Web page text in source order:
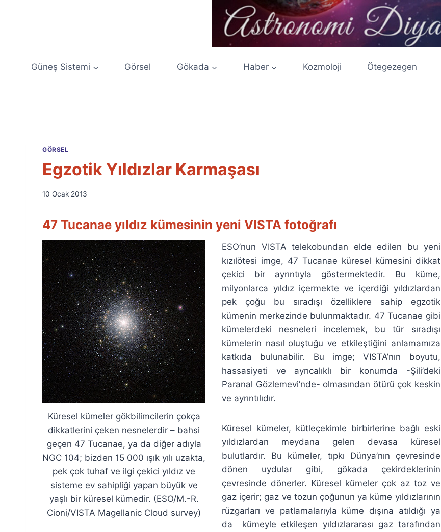
Güneş Sistemi Görsel Gökada Haber Kozmoloji Ötegezegen
GÖRSEL
Egzotik Yıldızlar Karmaşası
By
Özyar
10 Ocak 2013
47 Tucanae yıldız kümesinin yeni VISTA fotoğrafı
Küresel kümeler gökbilimcilerin çokça
dikkatlerini çeken nesnelerdir – bahsi
geçen 47 Tucanae, ya da diğer adıyla
NGC 104; bizden 15 000 ışık yılı uzakta,
pek çok tuhaf ve ilgi çekici yıldız ve
sisteme ev sahipliği yapan büyük ve
yaşlı bir küresel kümedir. (ESO/M.-R.
Cioni/VISTA Magellanic Cloud survey)
ESO’nun VISTA telekobundan elde edilen bu yeni
kızılötesi imge, 47 Tucanae küresel kümesini dikkat
çekici bir ayrıntıyla göstermektedir. Bu küme,
milyonlarca yıldız içermekte ve içerdiği yıldızlardan
pek çoğu bu sıradışı özelliklere sahip egzotik
kümenin merkezinde bulunmaktadır. 47 Tucanae gibi
kümelerdeki nesneleri incelemek, bu tür sıradışı
kümelerin nasıl oluştuğu ve etkileştiğini anlamamıza
katkıda bulunabilir. Bu imge; VISTA’nın boyutu,
hassasiyeti ve ayrıcalıklı bir konumda -Şili’deki
Paranal Gözlemevi’nde- olmasından ötürü çok keskin
ve ayrıntılıdır.
Küresel kümeler, kütleçekimle birbirlerine bağlı eski
yıldızlardan meydana gelen devasa küresel
bulutlardır. Bu kümeler, tıpkı Dünya’nın çevresinde
dönen uydular gibi, gökada çekirdeklerinin
çevresinde dönerler. Küresel kümeler çok az toz ve
gaz içerir; gaz ve tozun çoğunun ya küme yıldızlarının
rüzgarları ve patlamalarıyla küme dışına atıldığı ya
da kümeyle etkileşen yıldızlararası gaz tarafından